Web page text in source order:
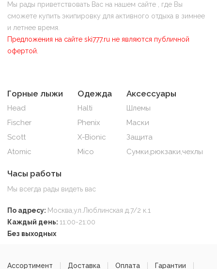
Мы рады приветствовать Вас на нашем сайте , где Вы
сможете купить экипировку для активного отдыха в зимнее
и летнее время.
Предложения на сайте ski777.ru не являются публичной
офертой.
Горные лыжи
Head
Fischer
Scott
Atomic
Одежда
Halti
Phenix
X-Bionic
Mico
Аксессуары
Шлемы
Маски
Защита
Сумки,рюкзаки,чехлы
Часы работы
Мы всегда рады видеть вас
По адресу: Москва,ул.Люблинская д.7/2 к.1
Каждый день: 11:00-21:00
Без выходных
Ассортимент Доставка Оплата Гарантии